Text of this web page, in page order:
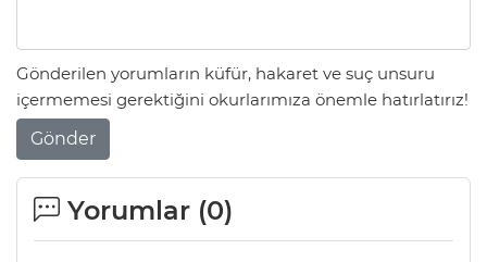
Gönderilen yorumların küfür, hakaret ve suç unsuru
içermemesi gerektiğini okurlarımıza önemle hatırlatırız!
Gönder
Yorumlar (0)